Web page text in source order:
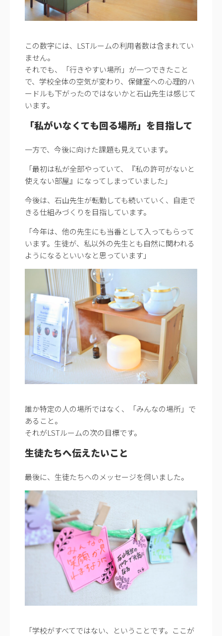
この数字には、LSTルームの利用者数は含まれてい
ません。
それでも、「行きやすい場所」が一つできたこと
で、学校全体の空気が変わり、保健室への心理的ハ
ードルも下がったのではないかと石山先生は感じて
います。
「私がいなくても回る場所」を目指して
一方で、今後に向けた課題も見えています。
「最初は私が全部やっていて、『私の許可がないと
使えない部屋』になってしまっていました」
今後は、石山先生が転勤しても続いていく、自走で
きる仕組みづくりを目指しています。
「今年は、他の先生にも当番として入ってもらって
います。生徒が、私以外の先生とも自然に関われる
ようになるといいなと思っています」
誰か特定の人の場所ではなく、「みんなの場所」で
あること。
それがLSTルームの次の目標です。
生徒たちへ伝えたいこと
最後に、生徒たちへのメッセージを伺いました。
「学校がすべてではない、ということです。ここが